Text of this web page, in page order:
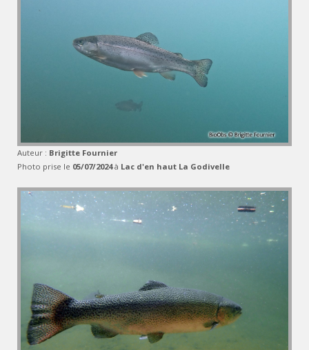
Auteur : Brigitte Fournier
Photo prise le 05/07/2024à Lac d'en haut La Godivelle